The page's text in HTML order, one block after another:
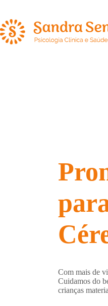
o
conteúdo
Com mais de
Cuidamos do
crianças